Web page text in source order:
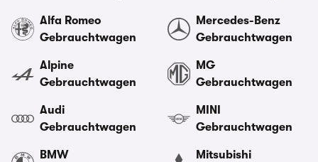
Alfa Romeo
Gebrauchtwagen
Alpine
Gebrauchtwagen
Audi
Gebrauchtwagen
BMW
Mercedes-Benz
Gebrauchtwagen
MG
Gebrauchtwagen
MINI
Gebrauchtwagen
Mitsubishi